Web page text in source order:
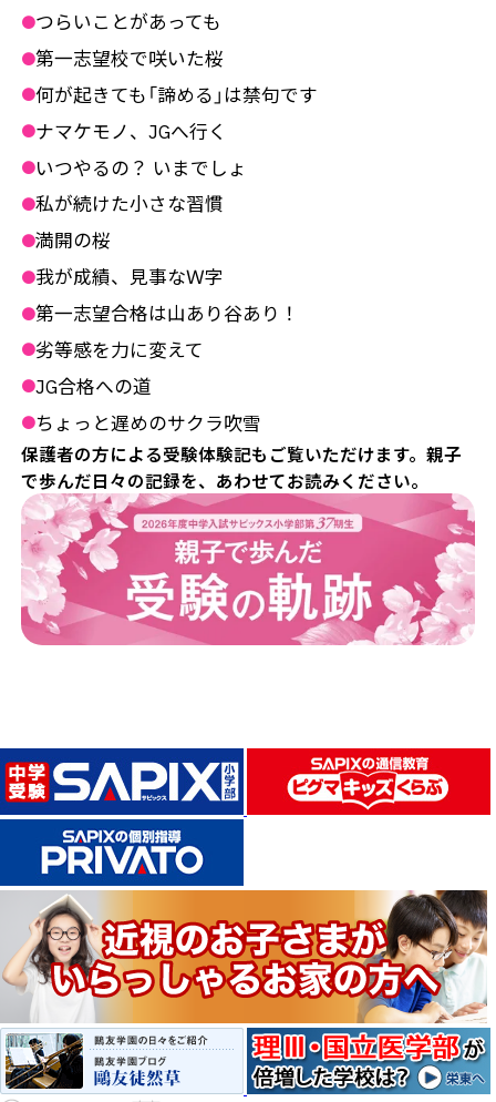
●つらいことがあっても
●第一志望校で咲いた桜
●何が起きても「諦める」は禁句です
●ナマケモノ、JGへ行く
●いつやるの？ いまでしょ
●私が続けた小さな習慣
●満開の桜
●我が成績、見事なＷ字
●第一志望合格は山あり谷あり！
●劣等感を力に変えて
●JG合格への道
●ちょっと遅めのサクラ吹雪
保護者の方による受験体験記もご覧いただけます。親子
で歩んだ日々の記録を、あわせてお読みください。